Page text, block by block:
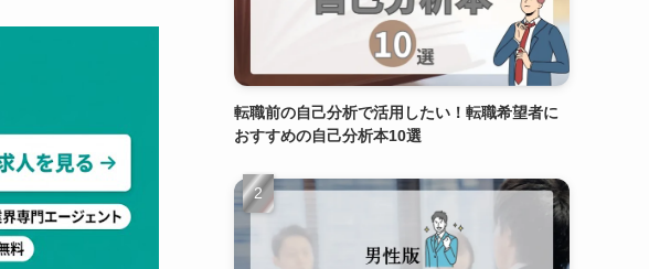
転職前の自己分析で活用したい！転職希望者に
おすすめの自己分析本10選